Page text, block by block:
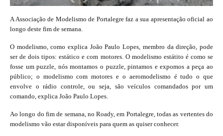
A Associação de Modelismo de Portalegre faz a sua apresentação oficial ao
longo deste fim de semana.
O modelismo, como explica João Paulo Lopes, membro da direção, pode
ser de dois tipos: estático e com motores. O modelismo estátito é como se
fosse um puzzle, nós montamos o puzzle, pintamos e expomos a peça ao
público; o modelismo com motores e o aeromodelismo é tudo o que
envolve o rádio controle, ou seja, são veículos comandados por um
comando, explica João Paulo Lopes.
Ao longo do fim de semana, no Roady, em Portalegre, todas as vertentes do
modelismo vão estar disponíveis para quem as quiser conhecer.